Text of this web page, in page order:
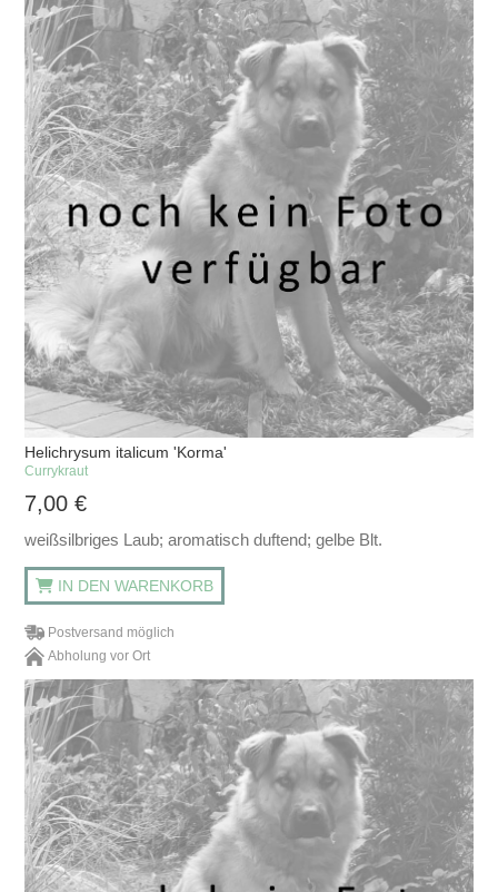
Helichrysum italicum 'Korma'
Currykraut
7,00€
weißsilbriges Laub; aromatisch duftend; gelbe Blt.
IN DEN WARENKORB
Postversand möglich
Abholung vor Ort